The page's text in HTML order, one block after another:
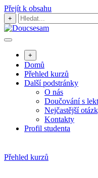
Přejít k obsahu
+
+
Domů
Přehled kurzů
Další podstránky
O nás
Doučování s
Nejčastější
Kontakty
Profil studenta
Přehled kurzů